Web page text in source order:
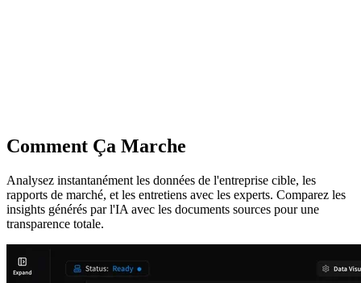
Comment Ça Marche
Analysez instantanément les données de l'entreprise cible, les
rapports de marché, et les entretiens avec les experts. Comparez les
insights générés par l'IA avec les documents sources pour une
transparence totale.